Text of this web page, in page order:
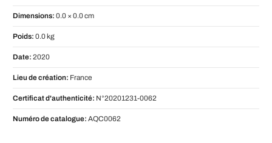
Dimensions: 0.0 × 0.0 cm
Poids: 0.0 kg
Date: 2020
Lieu de création: France
Certificat d'authenticité: N°20201231-0062
Numéro de catalogue: AQC0062